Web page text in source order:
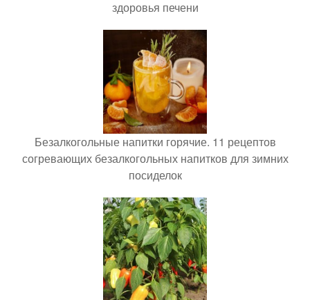
здоровья печени
Безалкогольные напитки горячие. 11 рецептов
согревающих безалкогольных напитков для зимних
посиделок